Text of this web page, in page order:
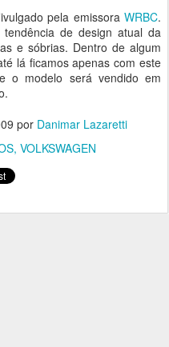
pela emissora WRBC.
de design atual da
e sóbrias. Dentro de algum
lá ficamos apenas com este
o modelo será vendido em
por Danimar Lazaretti
VOLKSWAGEN